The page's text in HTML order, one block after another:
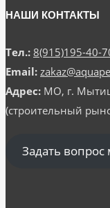
НАШИ КОНТАКТЫ
Тел.: 8(915)195-40-
Email:
Адрес: МО, г.
(строительный
Задать